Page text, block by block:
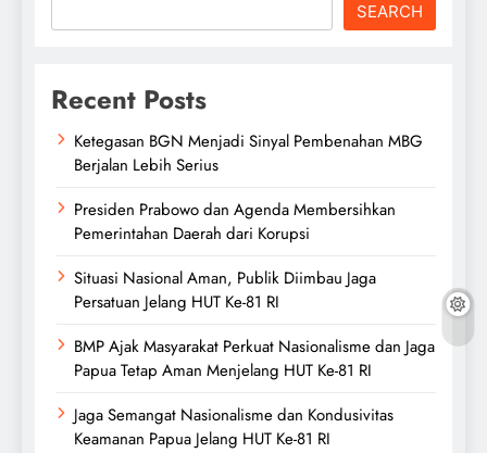
SEARCH
Recent Posts
Ketegasan BGN Menjadi Sinyal Pembenahan MBG
Berjalan Lebih Serius
Presiden Prabowo dan Agenda Membersihkan
Pemerintahan Daerah dari Korupsi
Situasi Nasional Aman, Publik Diimbau Jaga
Persatuan Jelang HUT Ke-81 RI
BMP Ajak Masyarakat Perkuat Nasionalisme dan Jaga
Papua Tetap Aman Menjelang HUT Ke-81 RI
Jaga Semangat Nasionalisme dan Kondusivitas
Keamanan Papua Jelang HUT Ke-81 RI